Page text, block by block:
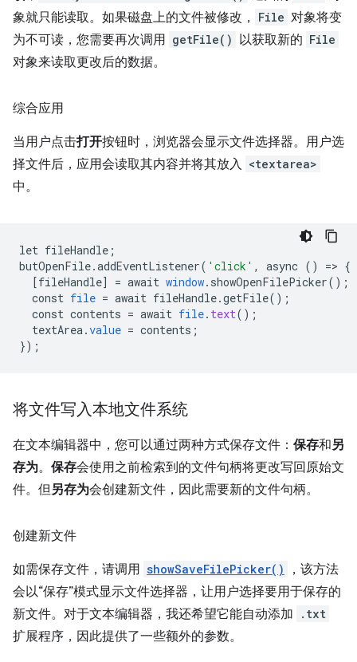
象就只能读取。如果磁盘上的文件被修改，
File 对象将变
为不可读，您需要再次调用 getFile() 以获取新的 File
对象来读取更改后的数据。
综合应用
当用户点击打开按钮时，浏览器会显示文件选择器。用户选
择文件后，应用会读取其内容并将其放入 <textarea>
中。
let fileHandle ;
butOpenFile.addEventListener( 'click' , async () => {
[fileHandle] = await window. showOpenFilePicker();
const file = await fileHandle.getFile();
const contents = await file. text();
textArea.value = contents ;
});
将文件写入本地文件系统
在文本编辑器中，您可以通过两种方式保存文件： 保存和另
存为。 保存会使用之前检索到的文件句柄将更改写回原始文
件。但另存为会创建新文件，因此需要新的文件句柄。
创建新文件
如需保存文件，请调用 showSaveFilePicker()
，该方法
会以“保存”模式显示文件选择器，让用户选择要用于保存的
新文件。对于文本编辑器，我还希望它能自动添加
.txt
扩展程序，因此提供了一些额外的参数。